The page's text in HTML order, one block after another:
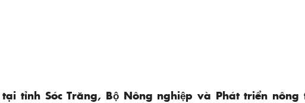
tỉnh Sóc Trăng, Bộ Nông nghiệp và Phát triển